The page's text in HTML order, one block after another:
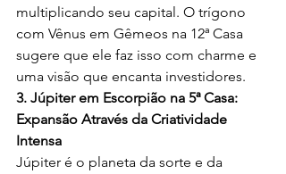
multiplicando seu capital. O trígono
com Vênus em Gêmeos na 12ª Casa
sugere que ele faz isso com charme e
uma visão que encanta investidores.
3. Júpiter em Escorpião na 5ª Casa:
Expansão Através da Criatividade
Intensa
Júpiter é o planeta da sorte e da